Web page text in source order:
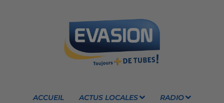
ACCUEIL ACTUS LOCALES RADIO